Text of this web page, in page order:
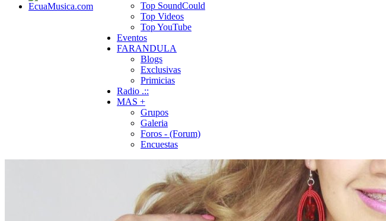
Top SoundCould
Top Videos
Top YouTube
Eventos
FARANDULA
Blogs
Exclusivas
Primicias
Radio .::
MAS +
Grupos
Galeria
Foros - (Forum)
Encuestas